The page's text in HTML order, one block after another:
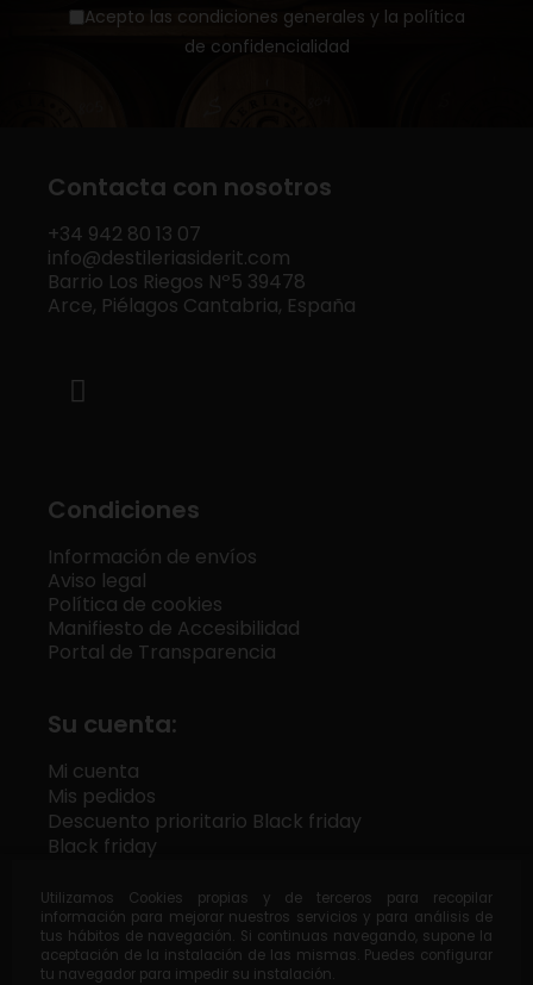
Utilizamos Cookies propias y de terceros para recopilar
información para mejorar nuestros servicios y para análisis de
tus hábitos de navegación. Si continuas navegando, supone la
aceptación de la instalación de las mismas. Puedes configurar
tu navegador para impedir su instalación.
Acepto las condiciones generales y la política
de confidencialidad
Contacta con nosotros
+34 942 80 13 07
info@destileriasiderit.com
Barrio Los Riegos Nº5 39478
Arce, Piélagos Cantabria, España
Condiciones
Información de envíos
Aviso legal
Política de cookies
Manifiesto de Accesibilidad
Portal de Transparencia
Su cuenta:
Mi cuenta
Mis pedidos
Descuento prioritario Black friday
Black friday
Destilería Siderit x